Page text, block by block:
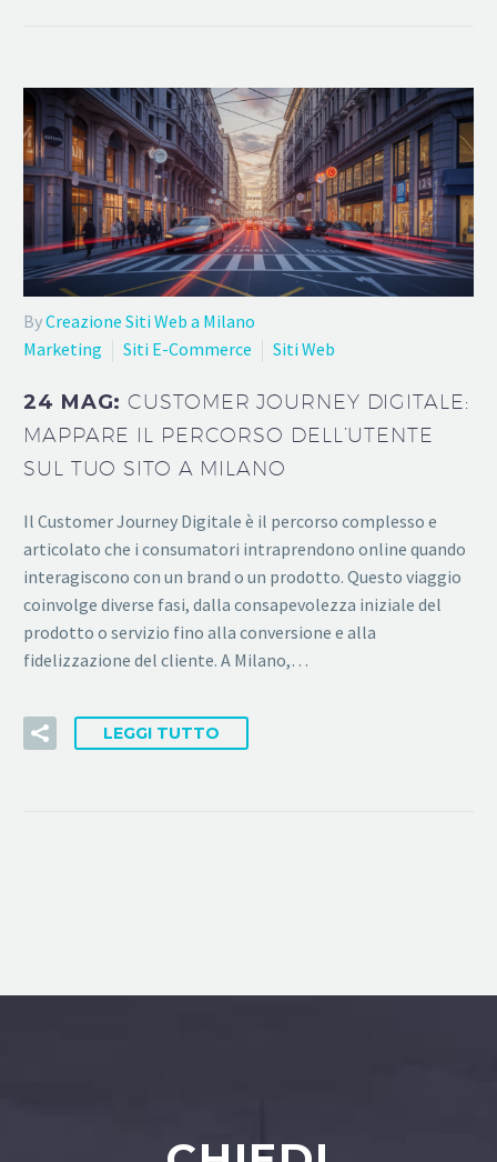
ByCreazione Siti Web a Milano
Marketing
Siti E-Commerce Siti Web
24 MAG:CUSTOMER JOURNEY DIGITALE:
MAPPARE IL PERCORSO DELL’UTENTE
SUL TUO SITO A MILANO
Il Customer Journey Digitale è il percorso complesso e
articolato che i consumatori intraprendono online quando
interagiscono con un brand o un prodotto. Questo viaggio
coinvolge diverse fasi, dalla consapevolezza iniziale del
prodotto o servizio fino alla conversione e alla
fidelizzazione del cliente. A Milano,…
LEGGI TUTTO